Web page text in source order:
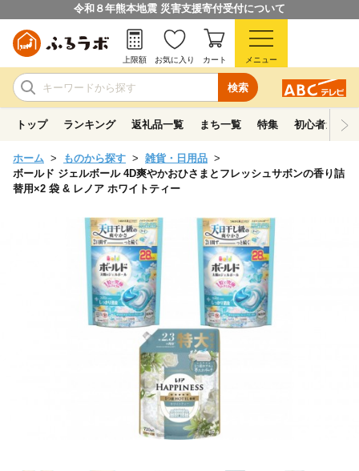
令和８年熊本地震 災害支援寄付受付について
検索
上限額 お気に入り カート メニュー
トップ ランキング 返礼品一覧 まち一覧 特集 初心者ガイド
ホーム ものから探す
雑貨・日用品
ボールド ジェルボール 4D爽やかおひさまとフレッシュサボンの香り詰
替用×2 袋 & レノア ホワイトティー